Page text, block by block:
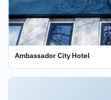
Ambassador City Hotel